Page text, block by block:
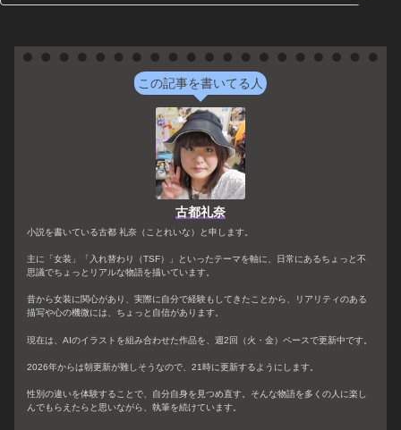
この記事を書いてる人
古都礼奈
小説を書いている古都 礼奈（ことれいな）と申します。
主に「女装」「入れ替わり（TSF）」といったテーマを軸に、日常にあるちょっと不
思議でちょっとリアルな物語を描いています。
昔から女装に関心があり、実際に自分で経験もしてきたことから、リアリティのある
描写や心の機微には、ちょっと自信があります。
現在は、AIのイラストを組み合わせた作品を、週2回（火・金）ペースで更新中です。
2026年からは朝更新が難しそうなので、21時に更新するようにします。
性別の違いを体験することで、自分自身を見つめ直す。そんな物語を多くの人に楽し
んでもらえたらと思いながら、執筆を続けています。